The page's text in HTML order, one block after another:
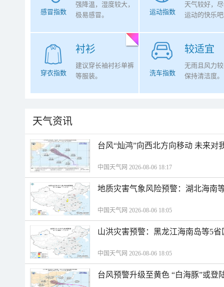
感冒指数
强降温，湿度较大，
极易感冒。
运动指数
天气较好，
运动的快乐
衬衫
穿衣指数
建议穿长袖衬衫单裤
等服装。
较适宜
洗车指数
无雨且风力
保持清洁度。
天气资讯
台风“灿鸿”向西北方向移动 未来对
中国天气网 2026-08-06 18:17
地质灾害气象风险预警：湖北海南
中国天气网 2026-08-06 18:05
山洪灾害预警：黑龙江海南岛等5
中国天气网 2026-08-06 18:05
台风预警升级至黄色 “白海豚”或登